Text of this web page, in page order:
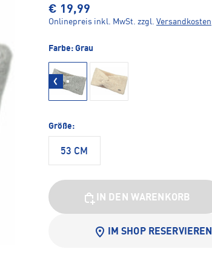
€ 19,99
Onlinepreis inkl. MwSt. zzgl. Versandkosten
Farbe: Grau
Größe:
53 CM
IN DEN WARENKORB
IM SHOP RESERVIEREN